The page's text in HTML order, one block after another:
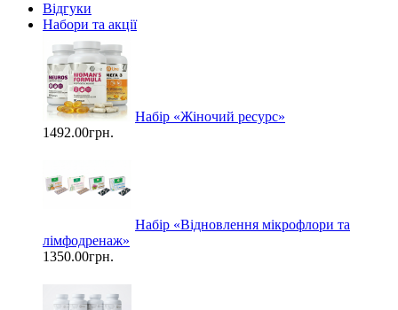
Відгуки
Набори та акції
Набір «Жіночий ресурс»
1492.00грн.
Набір «Відновлення мікрофлори та
лімфодренаж»
1350.00грн.